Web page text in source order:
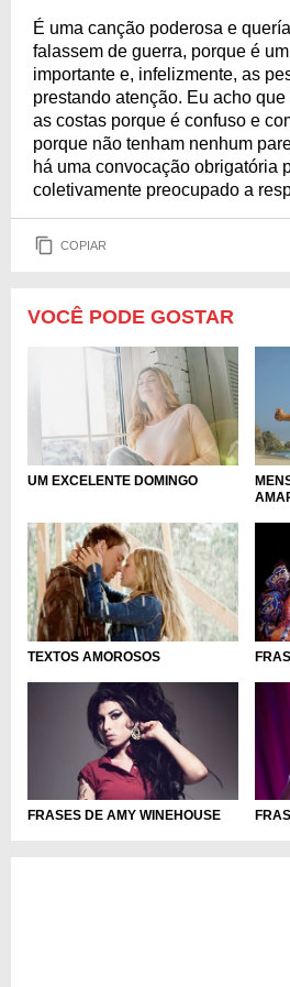
É uma canção poderosa e
falassem de guerra, porque é
importante e, infelizmente, as
prestando atenção. Eu acho
as costas porque é confuso e
porque não tenham nenhum
há uma convocação obrigatória
coletivamente preocupado a
COPIAR
VOCÊ PODE GOSTAR
UM EXCELENTE DOMINGO
TEXTOS AMOROSOS
FRASES DE AMY WINEHOUSE